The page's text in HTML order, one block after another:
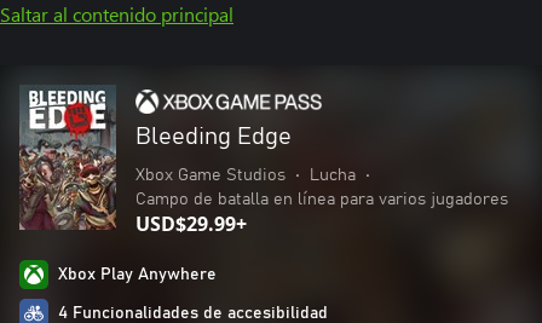
Saltar al contenido principal
Bleeding Edge
Xbox Game Studios • Lucha
•
Campo de batalla en línea para varios jugadores
USD$29.99+
Xbox Play Anywhere
4 Funcionalidades de accesibilidad